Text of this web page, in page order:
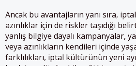
Ancak bu avantajların yanı sıra,
azınlıklar için de riskler taşıdığı
yanlış bilgiye dayalı kampanyalar,
veya azınlıkların kendileri içinde
farklılıkları, iptal kültürünün yeni